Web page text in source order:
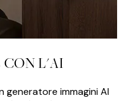
CON L'AI
generatore immagini AI